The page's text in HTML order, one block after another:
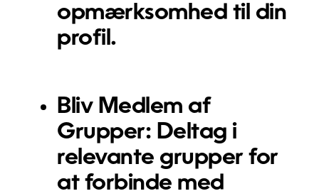
opmærksomhed til din
profil.
Bliv Medlem af
Grupper: Deltag i
relevante grupper for
at forbinde med